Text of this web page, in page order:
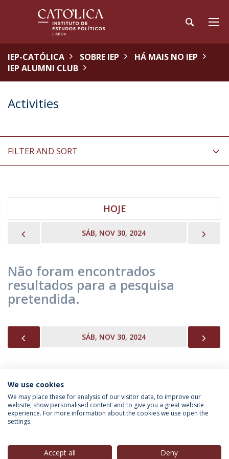
IEP-CATÓLICA SOBRE IEP
HÁ MAIS NO IEP
IEP ALUMNI CLUB
Activities
FILTER AND SORT
HOJE
SÁB, NOV 30, 2024
Não foram encontrados
resultados para a pesquisa
pretendida.
SÁB, NOV 30, 2024
INFORMAÇÃO PARA
We use cookies
We may place these for analysis of our visitor data, to improve our
website, show personalised content and to give you a great website
experience. For more information about the cookies we use open the
settings.
Accept all Deny